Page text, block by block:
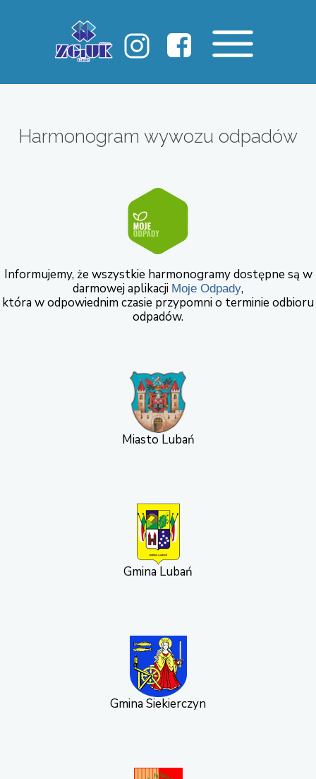
Miasto Lubań
Gmina Lubań
Gmina Siekierczyn
Harmonogram wywozu odpadów
Informujemy, że wszystkie harmonogramy dostępne są w
darmowej aplikacji Moje Odpady,
która w odpowiednim czasie przypomni o terminie odbioru
odpadów.